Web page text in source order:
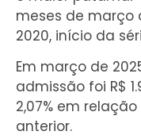
meses de março
2020, início da
Em março de
admissão foi R$
2,07% em
anterior.